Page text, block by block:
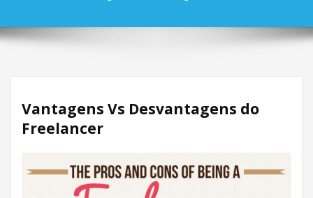
Vantagens Vs Desvantagens do
Freelancer